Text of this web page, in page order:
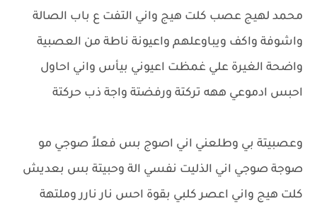
محمد لهيج عصب كلت هيج واني التفت ع باب الصالة
واشوفة واكف ويباوعلهم واعيونة ناطة من العصبية
واضحة الغيرة علي غمظت اعيوني بيأس واني احاول
احبس ادموعي ههه تركتة ورفضتة واجة ذب حركتة
وعصبيتة بي وطلعني اني اصوج بس فعلاً صوجي مو
صوجة صوجي اني الذليت نفسي الة وحبيتة بس بعديش
كلت هيج واني اعصر كلبي بقوة احس نار نارر وملتهة